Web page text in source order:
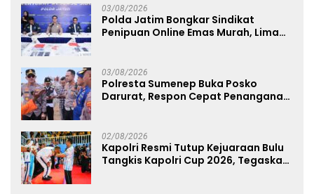
03/08/2026
Polda Jatim Bongkar Sindikat
Penipuan Online Emas Murah, Lima
03/08/2026
Polresta Sumenep Buka Posko
Darurat, Respon Cepat Penanganan
02/08/2026
Kapolri Resmi Tutup Kejuaraan Bulu
Tangkis Kapolri Cup 2026, Tegaskan